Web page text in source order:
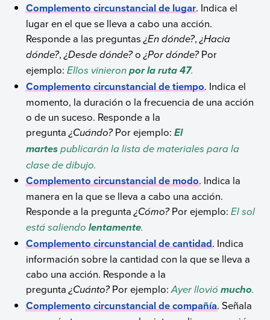
Complemento circunstancial de lugar. Indica el
lugar en el que se lleva a cabo una acción.
Responde a las preguntas¿En dónde?,¿Hacia
dónde?,¿Desde dónde?o¿Por dónde?Por
ejemplo: Ellos vinieronpor la ruta 47.
Complemento circunstancial de tiempo. Indica el
momento, la duración o la frecuencia de una acción
o de un suceso. Responde a la
pregunta¿Cuándo?Por ejemplo: El
martes publicarán la lista de materiales para la
clase de dibujo.
Complemento circunstancial de modo. Indica la
manera en la que se lleva a cabo una acción.
Responde a la pregunta¿Cómo?Por ejemplo: El sol
está saliendolentamente.
Complemento circunstancial de cantidad. Indica
información sobre la cantidad con la que se lleva a
cabo una acción. Responde a la
pregunta¿Cuánto?Por ejemplo: Ayer lloviómucho.
Complemento circunstancial de compañía. Señala